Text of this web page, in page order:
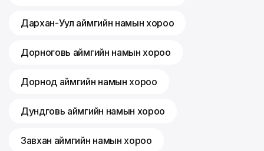
Дархан-Уул аймгийн намын хороо
Дорноговь аймгийн намын хороо
Дорнод аймгийн намын хороо
Дундговь аймгийн намын хороо
Завхан аймгийн намын хороо